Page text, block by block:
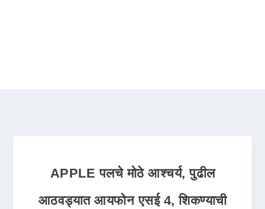
APPLE पलचे मोठे आश्चर्य, पुढील
आठवड्यात आयफोन एसई 4, शिकण्याची